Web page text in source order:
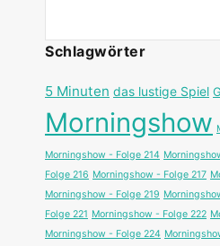
Schlagwörter
5 Minuten das lustige Spiel
Morningshow
Morningshow - Folge 214
Folge 216 Morningshow - Folge 217
Morningshow - Folge 219
Folge 221 Morningshow - Folge 222
Morningshow - Folge 224